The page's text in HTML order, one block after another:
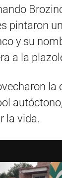
pintaron
y su
a la
la
la vida.